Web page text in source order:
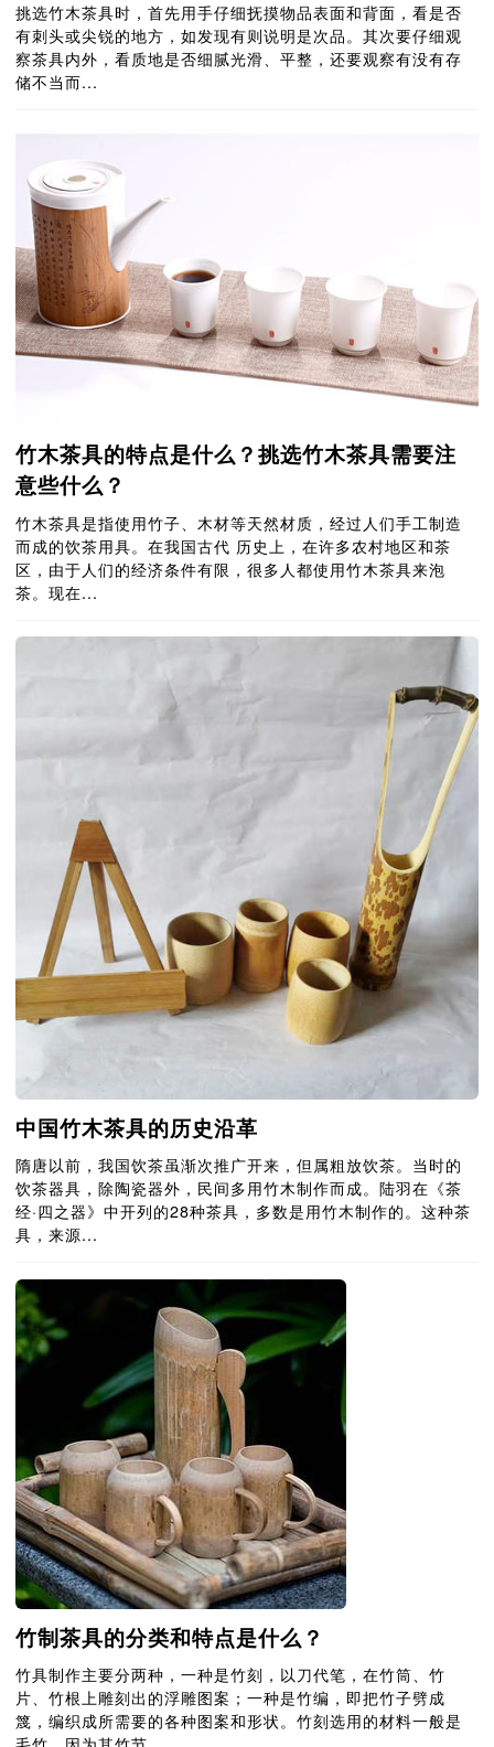
挑选竹木茶具时，首先用手仔细抚摸物品表面和背面，看是否
有刺头或尖锐的地方，如发现有则说明是次品。其次要仔细观
察茶具内外，看质地是否细腻光滑、平整，还要观察有没有存
储不当而...
竹木茶具的特点是什么？挑选竹木茶具需要注
意些什么？
竹木茶具是指使用竹子、木材等天然材质，经过人们手工制造
而成的饮茶用具。在我国古代 历史上，在许多农村地区和茶
区，由于人们的经济条件有限，很多人都使用竹木茶具来泡
茶。现在...
中国竹木茶具的历史沿革
隋唐以前，我国饮茶虽渐次推广开来，但属粗放饮茶。当时的
饮茶器具，除陶瓷器外，民间多用竹木制作而成。陆羽在《茶
经·四之器》中开列的28种茶具，多数是用竹木制作的。这种茶
具，来源...
竹制茶具的分类和特点是什么？
竹具制作主要分两种，一种是竹刻，以刀代笔，在竹筒、竹
片、竹根上雕刻出的浮雕图案；一种是竹编，即把竹子劈成
篾，编织成所需要的各种图案和形状。竹刻选用的材料一般是